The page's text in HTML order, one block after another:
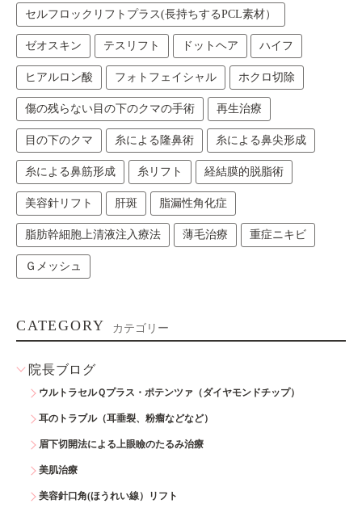
セルフロックリフトプラス(長持ちするPCL素材）
ゼオスキン テスリフト ドットヘア ハイフ
ヒアルロン酸 フォトフェイシャル ホクロ切除
傷の残らない目の下のクマの手術 再生治療
目の下のクマ 糸による隆鼻術 糸による鼻尖形成
糸による鼻筋形成 糸リフト 経結膜的脱脂術
美容針リフト 肝斑 脂漏性角化症
脂肪幹細胞上清液注入療法 薄毛治療 重症ニキビ
Ｇメッシュ
CATEGORY カテゴリー
院長ブログ
ウルトラセルＱプラス・ポテンツァ（ダイヤモンドチップ）
耳のトラブル（耳垂裂、粉瘤などなど）
眉下切開法による上眼瞼のたるみ治療
美肌治療
美容針口角(ほうれい線）リフト